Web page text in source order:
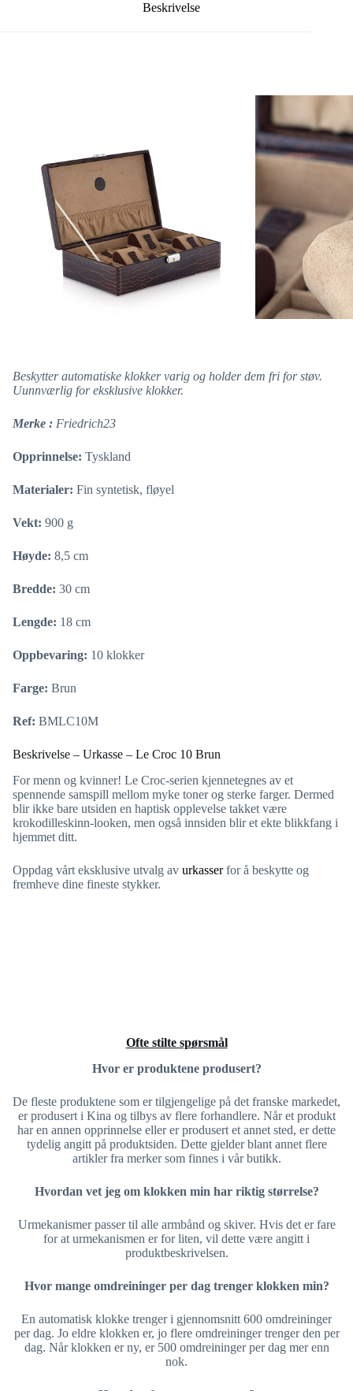
Beskrivelse
Beskytter automatiske klokker varig og holder dem fri for støv.
Uunnværlig for eksklusive klokker.
Merke : Friedrich23
Opprinnelse: Tyskland
Materialer: Fin syntetisk, fløyel
Vekt: 900 g
Høyde: 8,5 cm
Bredde: 30 cm
Lengde: 18 cm
Oppbevaring: 10 klokker
Farge: Brun
Ref: BMLC10M
Beskrivelse – Urkasse – Le Croc 10 Brun
For menn og kvinner! Le Croc-serien kjennetegnes av et
spennende samspill mellom myke toner og sterke farger. Dermed
blir ikke bare utsiden en haptisk opplevelse takket være
krokodilleskinn-looken, men også innsiden blir et ekte blikkfang i
hjemmet ditt.
Oppdag vårt eksklusive utvalg av urkasserfor å beskytte og
fremheve dine fineste stykker.
Ofte stilte spørsmål
Hvor er produktene produsert?
De fleste produktene som er tilgjengelige på det franske markedet,
er produsert i Kina og tilbys av flere forhandlere. Når et produkt
har en annen opprinnelse eller er produsert et annet sted, er dette
tydelig angitt på produktsiden. Dette gjelder blant annet flere
artikler fra merker som finnes i vår butikk.
Hvordan vet jeg om klokken min har riktig størrelse?
Urmekanismer passer til alle armbånd og skiver. Hvis det er fare
for at urmekanismen er for liten, vil dette være angitt i
produktbeskrivelsen.
Hvor mange omdreininger per dag trenger klokken min?
En automatisk klokke trenger i gjennomsnitt 600 omdreininger
per dag. Jo eldre klokken er, jo flere omdreininger trenger den per
dag. Når klokken er ny, er 500 omdreininger per dag mer enn
nok.